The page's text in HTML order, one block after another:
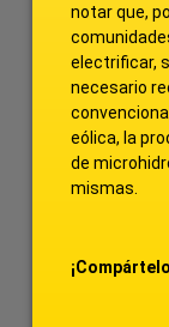
notar que,
electrificar,
necesario
eólica, la
de
mismas.